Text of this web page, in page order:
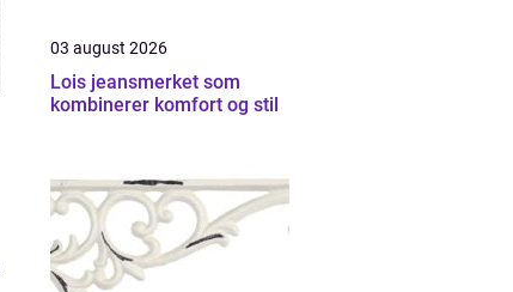
03 august 2026
Lois jeansmerket som
kombinerer komfort og stil